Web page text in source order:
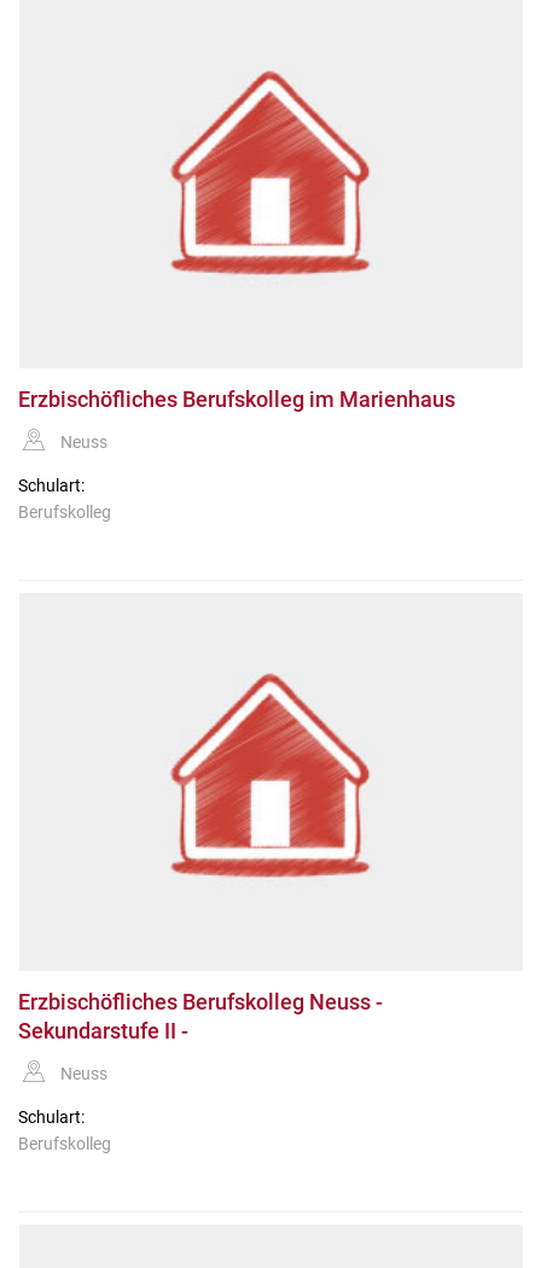
Erzbischöfliches Berufskolleg im Marienhaus
Neuss
Schulart:
Berufskolleg
Erzbischöfliches Berufskolleg Neuss -
Sekundarstufe II -
Neuss
Schulart:
Berufskolleg